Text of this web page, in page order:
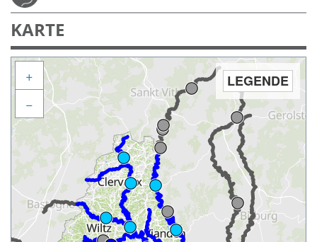
KARTE
LEGENDE
+
−